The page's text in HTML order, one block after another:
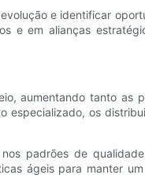
e identificar
e em alianças
aumentando tanto
os
padrões de
ágeis para manter